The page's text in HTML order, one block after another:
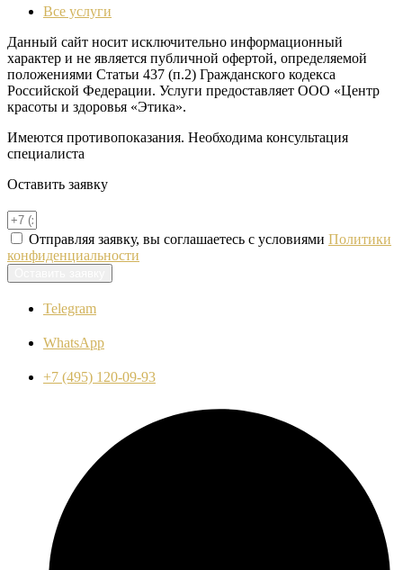
Все услуги
Данный сайт носит исключительно информационный
характер и не является публичной офертой, определяемой
положениями Статьи 437 (п.2) Гражданского кодекса
Российской Федерации. Услуги предоставляет ООО «Центр
красоты и здоровья «Этика».
Имеются противопоказания. Необходима консультация
специалиста
Оставить заявку
Отправляя заявку, вы соглашаетесь с условиями Политики
конфиденциальности
Telegram
WhatsApp
+7 (495) 120-09-93